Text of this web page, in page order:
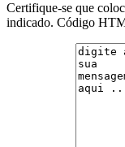
Certifique-se que
indicado. Código